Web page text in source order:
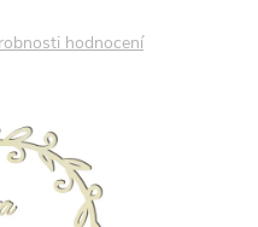
hodnocení